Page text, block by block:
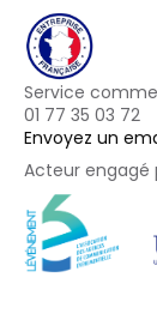
Service
01 77 35 03 72
Envoyez un
Acteur engagé